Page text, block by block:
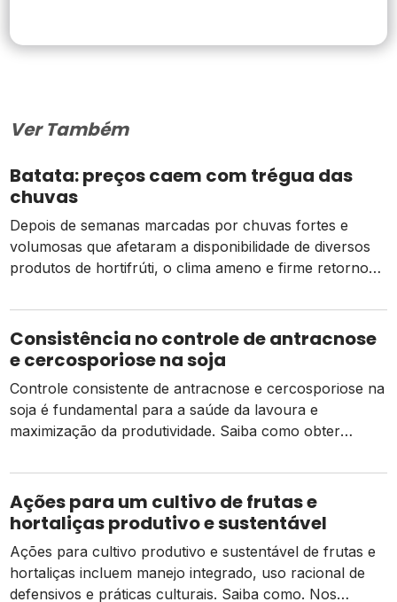
Ver Também
Batata: preços caem com trégua das
chuvas
Depois de semanas marcadas por chuvas fortes e
volumosas que afetaram a disponibilidade de diversos
produtos de hortifrúti, o clima ameno e firme retornou
isso, a Cepea registrou queda no preço da batata em
todos os atacados analisados, pela segunda semana
consecutiva. A diminuição das chuvas […]
Consistência no controle de antracnose
e cercosporiose na soja
Controle consistente de antracnose e cercosporiose na
soja é fundamental para a saúde da lavoura e
maximização da produtividade. Saiba como obter
avançando em novembro, não se pode deixar de
planejar com antecedência o controle das doenças,
especialmente no que se refere a antracnose e
cercosporiose, […]
Ações para um cultivo de frutas e
hortaliças produtivo e sustentável
Ações para cultivo produtivo e sustentável de frutas e
hortaliças incluem manejo integrado, uso racional de
defensivos e práticas culturais. Saiba como. Nos